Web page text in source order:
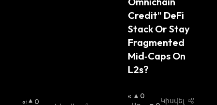
«Ց 0
Credit” DeFi
Stack Or Stay
Fragmented
Mid‑Caps On
L2s?
«Ց 0
Կիսվել